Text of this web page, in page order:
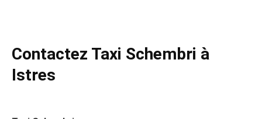
Contactez Taxi Schembri à
Istres